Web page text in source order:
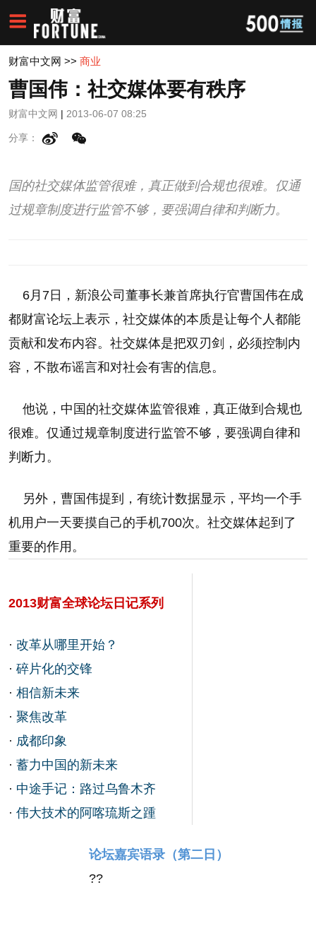
财富中文网 >> 商业
曹国伟：社交媒体要有秩序
财富中文网 | 2013-06-07 08:25
分享：
国的社交媒体监管很难，真正做到合规也很难。仅通
过规章制度进行监管不够，要强调自律和判断力。
6月7日，新浪公司董事长兼首席执行官曹国伟在成
都财富论坛上表示，社交媒体的本质是让每个人都能
贡献和发布内容。社交媒体是把双刃剑，必须控制内
容，不散布谣言和对社会有害的信息。
他说，中国的社交媒体监管很难，真正做到合规也
很难。仅通过规章制度进行监管不够，要强调自律和
判断力。
另外，曹国伟提到，有统计数据显示，平均一个手
机用户一天要摸自己的手机700次。社交媒体起到了
重要的作用。
2013财富全球论坛日记系列
· 改革从哪里开始？
· 碎片化的交锋
· 相信新未来
· 聚焦改革
· 成都印象
· 蓄力中国的新未来
· 中途手记：路过乌鲁木齐
· 伟大技术的阿喀琉斯之踵
论坛嘉宾语录（第二日）
??